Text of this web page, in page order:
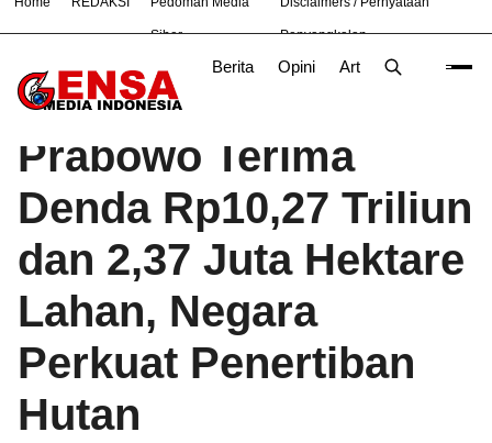
Siber Penyangkalan
Berita Opini Artikel
# Bekasi Nasional News OLAHRAGA TNI
Beranda/Berita
Prabowo Terima
Denda Rp10,27 Triliun
dan 2,37 Juta Hektare
Lahan, Negara
Perkuat Penertiban
Hutan